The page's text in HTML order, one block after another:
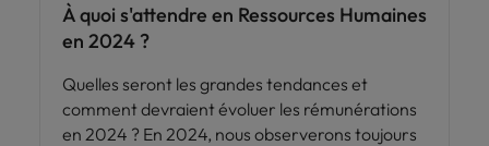
À quoi s'attendre en Ressources Humaines
en 2024 ?
Quelles seront les grandes tendances et
comment devraient évoluer les rémunérations
en 2024 ? En 2024, nous observerons toujours